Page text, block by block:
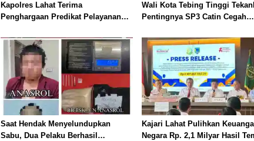
Kapolres Lahat Terima
Penghargaan Predikat Pelayanan
2026
Wali Kota Tebing Tinggi
Pentingnya SP3 Catin Cegah
Saat Hendak Menyelundupkan
Sabu, Dua Pelaku Berhasil
Kajari Lahat Pulihkan
Negara Rp. 2,1 Milyar Hasil